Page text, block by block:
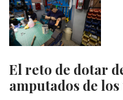
El reto de dotar
amputados de